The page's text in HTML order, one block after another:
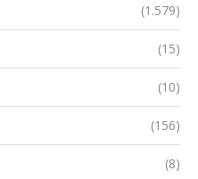
(1.579)
(15)
(10)
(156)
(8)